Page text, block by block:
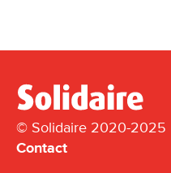
© Solidaire 2020-2025
Contact